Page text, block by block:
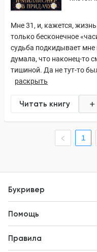
Мне 31, и, кажется,
только бесконечное
судьба подкидывает
думала, что наконец-то
тишиной. Да не тут-то
раскрыть
Читать книгу
1
Букривер
Новости
Помощь
Правила